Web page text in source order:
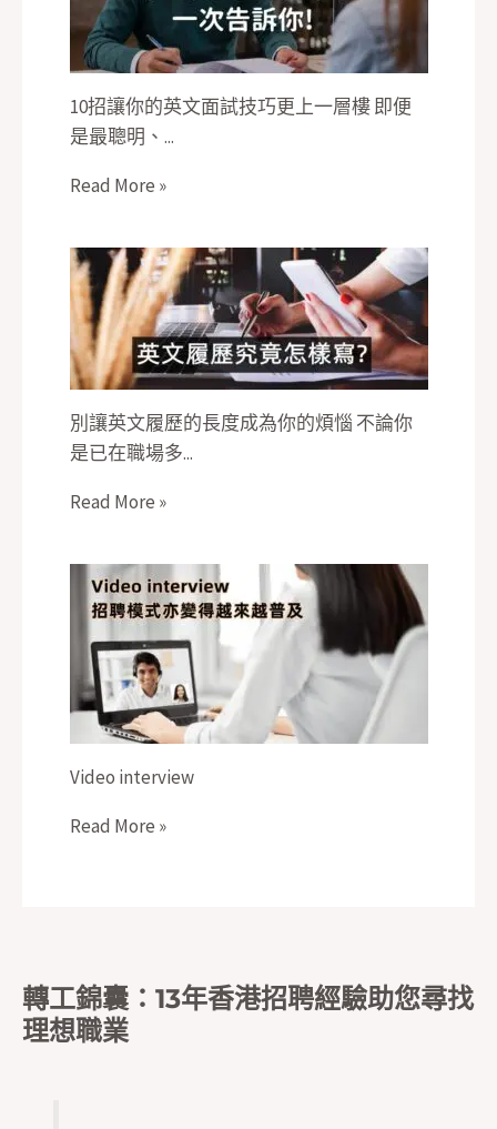
10招讓你的英文面試技巧更上一層樓 即便
是最聰明、...
Read More »
別讓英文履歷的長度成為你的煩惱 不論你
是已在職場多...
Read More »
Video interview
Read More »
轉工錦囊：13年香港招聘經驗助您尋找
理想職業